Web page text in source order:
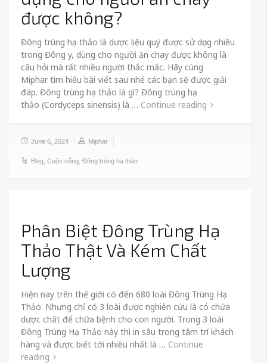
được không?
Đông trùng hạ thảo là dược liệu quý được sử dụng nhiều
trong Đông y, dùng cho người ăn chay được không là
câu hỏi mà rất nhiều người thắc mắc. Hãy cùng
Miphar tìm hiểu bài viết sau nhé các bạn sẽ được giải
đáp. Đông trùng hạ thảo là gì? Đông trùng hạ
thảo (Cordyceps sinensis) là … Continue reading
June 6, 2024 Miphar
Blog Cuộc sống Đông trùng hạ thảo
Phân Biệt Đông Trùng Hạ
Thảo Thật Và Kém Chất
Lượng
Hiện nay trên thế giới có đến 680 loài Đông Trùng Hạ
Thảo. Nhưng chỉ có 3 loài được nghiên cứu là có chứa
dược chất để chữa bệnh cho con người. Trong 3 loài
Đông Trùng Hạ Thảo này thì in sâu trong tâm trí khách
hàng và được biết tới nhiều nhất là … Continue
reading